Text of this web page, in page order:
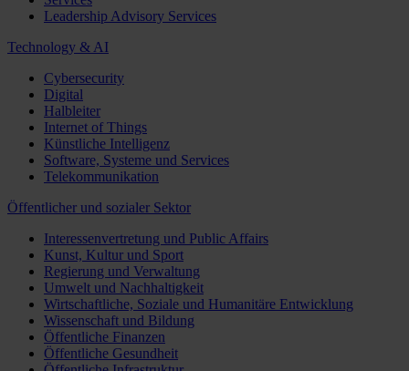
Leadership Advisory Services
Technology & AI
Cybersecurity
Digital
Halbleiter
Internet of Things
Künstliche Intelligenz
Software, Systeme und Services
Telekommunikation
Öffentlicher und sozialer Sektor
Interessenvertretung und Public Affairs
Kunst, Kultur und Sport
Regierung und Verwaltung
Umwelt und Nachhaltigkeit
Wirtschaftliche, Soziale und Humanitäre Entwicklung
Wissenschaft und Bildung
Öffentliche Finanzen
Öffentliche Gesundheit